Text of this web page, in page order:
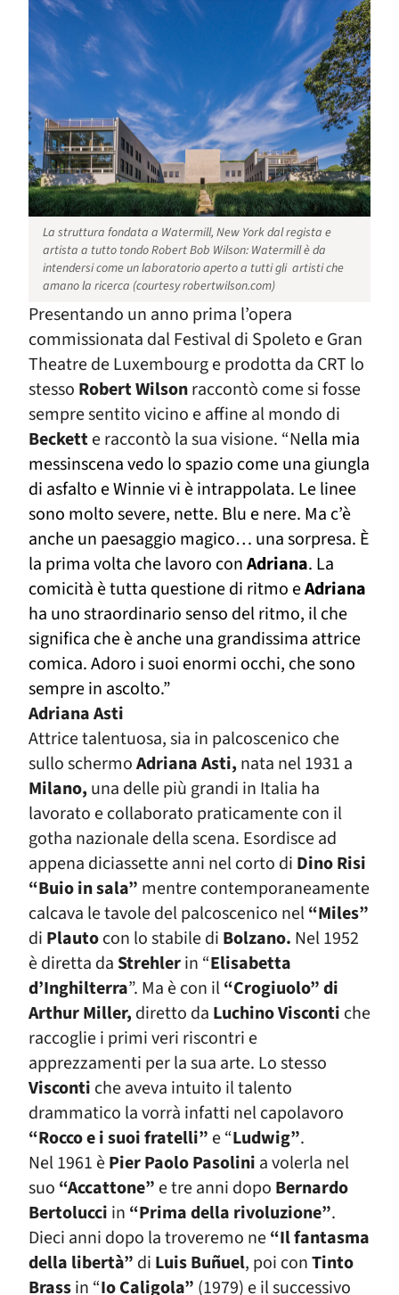
La struttura fondata a Watermill, New York dal regista e
artista a tutto tondo Robert Bob Wilson: Watermill è da
intendersi come un laboratorio aperto a tutti gli artisti che
amano la ricerca (courtesy robertwilson.com)
Presentando un anno prima l’opera
commissionata dal Festival di Spoleto e Gran
Theatre de Luxembourg e prodotta da CRT lo
stesso Robert Wilsonraccontò come si fosse
sempre sentito vicino e affine al mondo di
Beckette raccontò la sua visione. “Nella mia
messinscena vedo lo spazio come una giungla
di asfalto e Winnie vi è intrappolata. Le linee
sono molto severe, nette. Blu e nere. Ma c’è
anche un paesaggio magico… una sorpresa. È
la prima volta che lavoro conAdriana. La
comicità è tutta questione di ritmo eAdriana
ha uno straordinario senso del ritmo, il che
significa che è anche una grandissima attrice
comica. Adoro i suoi enormi occhi, che sono
sempre in ascolto.”
Adriana Asti
Attrice talentuosa, sia in palcoscenico che
sullo schermoAdriana Asti, nata nel 1931 a
Milano, una delle più grandi in Italia ha
lavorato e collaborato praticamente con il
gotha nazionale della scena. Esordisce ad
appena diciassette anni nel corto di Dino Risi
“Buio in sala” mentre contemporaneamente
calcava le tavole del palcoscenico nel“Miles”
di Plautocon lo stabile di Bolzano. Nel 1952
è diretta da Strehlerin “Elisabetta
d’Inghilterra”. Ma è con il“Crogiuolo” di
Arthur Miller, diretto da Luchino Visconti che
raccoglie i primi veri riscontri e
apprezzamenti per la sua arte. Lo stesso
Visconti che aveva intuito il talento
drammatico la vorrà infatti nel capolavoro
“Rocco e i suoi fratelli” e “Ludwig”.
Nel 1961 èPier Paolo Pasolini a volerla nel
suo “Accattone” e tre anni dopo Bernardo
Bertolucci in “Prima della rivoluzione”.
Dieci anni dopo la troveremo ne“Il fantasma
della libertà” di Luis Buñuel, poi conTinto
Brassin “Io Caligola” (1979) e il successivo